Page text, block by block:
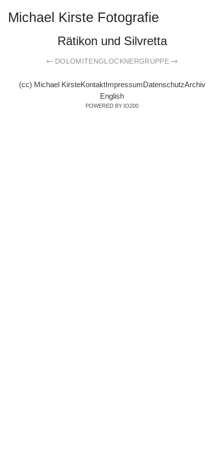
Michael Kirste Fotografie
Rätikon und Silvretta
DOLOMITENGLOCKNERGRUPPE
(cc) Michael KirsteKontaktImpressumDatenschutzArchiv
English
POWERED BY IO200